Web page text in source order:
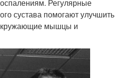
Регулярные
сустава помогают улучшить
окружающие мышцы и